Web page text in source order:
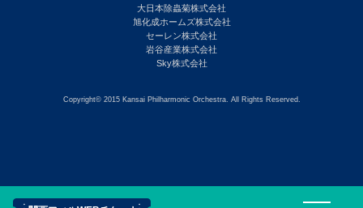
大日本除蟲菊株式会社
旭化成ホームズ株式会社
セーレン株式会社
岩谷産業株式会社
Sky株式会社
Copyright© 2015 Kansai Philharmonic Orchestra. All Rights Reserved.